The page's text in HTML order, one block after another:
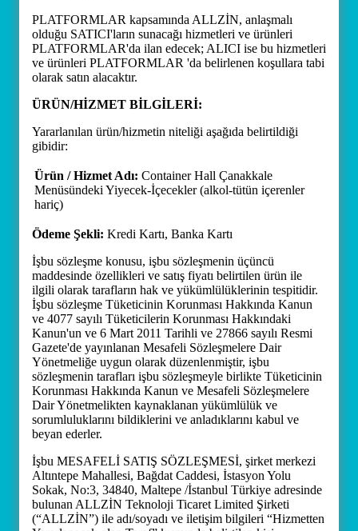
PLATFORMLAR kapsamında ALLZİN, anlaşmalı
olduğu SATICI'ların sunacağı hizmetleri ve ürünleri
PLATFORMLAR'da ilan edecek; ALICI ise bu hizmetleri
ve ürünleri PLATFORMLAR 'da belirlenen koşullara tabi
olarak satın alacaktır.
ÜRÜN/HİZMET BİLGİLERİ:
Yararlanılan ürün/hizmetin niteliği aşağıda belirtildiği
gibidir:
Ürün / Hizmet Adı: Container Hall Çanakkale
Menüsündeki Yiyecek-İçecekler (alkol-tütün içerenler
hariç)
Ödeme Şekli: Kredi Kartı, Banka Kartı
İşbu sözleşme konusu, işbu sözleşmenin üçüncü
maddesinde özellikleri ve satış fiyatı belirtilen ürün ile
ilgili olarak tarafların hak ve yükümlülüklerinin tespitidir.
İşbu sözleşme Tüketicinin Korunması Hakkında Kanun
ve 4077 sayılı Tüketicilerin Korunması Hakkındaki
Kanun'un ve 6 Mart 2011 Tarihli ve 27866 sayılı Resmi
Gazete'de yayınlanan Mesafeli Sözleşmelere Dair
Yönetmeliğe uygun olarak düzenlenmiştir, işbu
sözleşmenin tarafları işbu sözleşmeyle birlikte Tüketicinin
Korunması Hakkında Kanun ve Mesafeli Sözleşmelere
Dair Yönetmelikten kaynaklanan yükümlülük ve
sorumluluklarını bildiklerini ve anladıklarını kabul ve
beyan ederler.
İşbu MESAFELİ SATIŞ SÖZLEŞMESİ, şirket merkezi
Altıntepe Mahallesi, Bağdat Caddesi, İstasyon Yolu
Sokak, No:3, 34840, Maltepe /İstanbul Türkiye adresinde
bulunan ALLZİN Teknoloji Ticaret Limited Şirketi
(“ALLZİN”) ile adı/soyadı ve iletişim bilgileri “Hizmetten